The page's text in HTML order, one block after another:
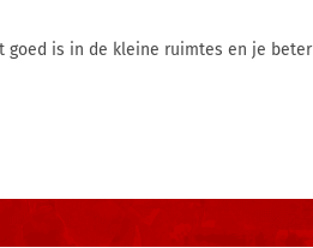
goed is in de kleine ruimtes en je beter